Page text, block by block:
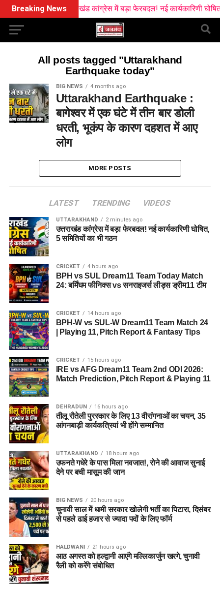
Breaking Newsउत्तराखंड कांग्रेस में बड़ा फेरबदल! नई कार्यकारिणी घोषित, 5
All posts tagged "Uttarakhand
Earthquake today"
BIG NEWS 4 months ago
Uttarakhand Earthquake :
बागेश्वर में एक घंटे में तीन बार डोली
धरती, भूकंप के कारण दहशत में आए
लोग
MORE POSTS
LATEST TRENDING VIDEOS
UTTARAKHAND 2 minutes ago
उत्तराखंड कांग्रेस में बड़ा फेरबदल! नई कार्यकारिणी घोषित,
5 समितियों का भी गठन
CRICKET 4 hours ago
BPH vs SUL Dream11 Team Today Match
24: बर्मिंघम फीनिक्स vs सनराइजर्स लीड्स ड्रीम11 टीम
CRICKET 14 hours ago
BPH-W vs SUL-W Dream11 Team Match 24
| Playing 11, Pitch Report & Fantasy Tips
CRICKET 15 hours ago
IRE vs AFG Dream11 Team 2nd ODI 2026:
Match Prediction, Pitch Report & Playing 11
DEHRADUN 16 hours ago
तीलू रौतेली पुरस्कार के लिए 13 वीरांगनाओं का चयन, 35
आंगनबाड़ी कार्यकत्रियां भी होंगे सम्मानित
UTTARAKHAND 18 hours ago
उफनते गधेरे के पास मिला नवजात!, रोने की आवाज सुनाई
देने पर बची मासूम की जान
BIG NEWS 20 hours ago
चुनावी साल में धामी सरकार खोलेगी भर्ती का पिटारा, दिसंबर
से पहले ढाई हजार से ज्यादा पदों के लिए फॉर्म
HALDWANI 21 hours ago
आठ अगस्त को हल्द्वानी आएंगे मल्लिकार्जुन खरगे, चुनावी
रैली को करेंगे संबोधित